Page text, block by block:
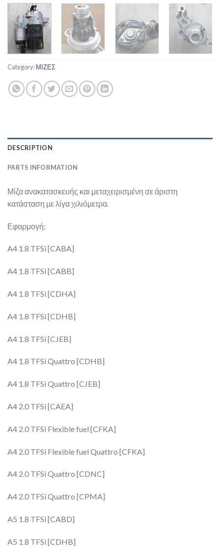
Category:ΜΙΖΕΣ
DESCRIPTION
PARTS INFORMATION
Μίζα ανακατασκευής και μεταχειρισμένη σε άριστη
κατάσταση με λίγα χιλιόμετρα.
Εφαρμογή:
A4 1.8 TFSi [CABA]
A4 1.8 TFSi [CABB]
A4 1.8 TFSi [CDHA]
A4 1.8 TFSi [CDHB]
A4 1.8 TFSi [CJEB]
A4 1.8 TFSi Quattro [CDHB]
A4 1.8 TFSi Quattro [CJEB]
A4 2.0 TFSi [CAEA]
A4 2.0 TFSi Flexible fuel [CFKA]
A4 2.0 TFSi Flexible fuel Quattro [CFKA]
A4 2.0 TFSi Quattro [CDNC]
A4 2.0 TFSi Quattro [CPMA]
A5 1.8 TFSi [CABD]
A5 1.8 TFSi [CDHB]